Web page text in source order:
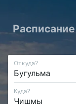
Откуда?
Куда?